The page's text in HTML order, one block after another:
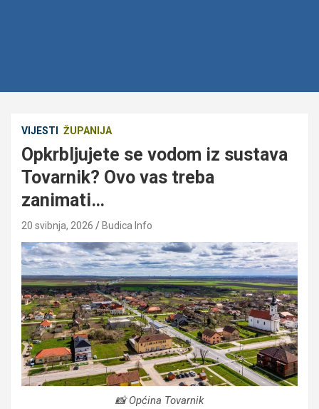
VIJESTI ŽUPANIJA
Opkrbljujete se vodom iz sustava
Tovarnik? Ovo vas treba
zanimati…
20 svibnja, 2026 Budica Info
📸 Općina Tovarnik